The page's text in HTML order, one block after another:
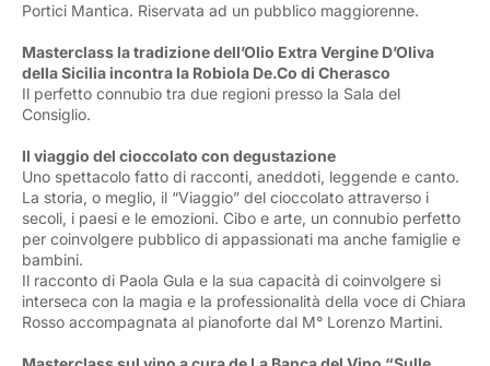
Portici Mantica. Riservata ad un pubblico maggiorenne.
Masterclass la tradizione dell’Olio Extra Vergine D’Oliva
della Sicilia incontra la Robiola De.Co di Cherasco
Il perfetto connubio tra due regioni presso la Sala del
Consiglio.
Il viaggio del cioccolato con degustazione
Uno spettacolo fatto di racconti, aneddoti, leggende e canto.
La storia, o meglio, il “Viaggio” del cioccolato attraverso i
secoli, i paesi e le emozioni. Cibo e arte, un connubio perfetto
per coinvolgere pubblico di appassionati ma anche famiglie e
bambini.
Il racconto di Paola Gula e la sua capacità di coinvolgere si
interseca con la magia e la professionalità della voce di Chiara
Rosso accompagnata al pianoforte dal M° Lorenzo Martini.